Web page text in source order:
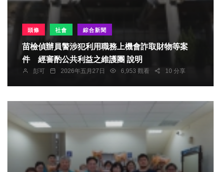
頭條 社會 綜合新聞
苗檢偵辦員警涉犯利用職務上機會詐取財物等案
件 經審酌公共利益之維護團 說明
彭可 2026年五月27日 6,953 觀看 10 分享